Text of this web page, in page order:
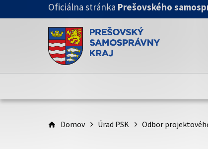
Oficiálna stránka Prešovského
Doména psk.sk je oficiálna
Toto je oficiálna webová stránka
Domov Úrad PSK Odbor